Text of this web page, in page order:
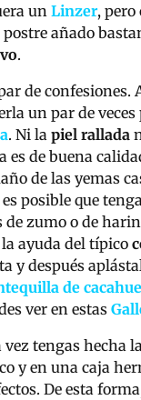
un Linzer,
postre añado
.
de confesiones.
un par de
. Ni lapiel rallada
es de buena
de las yemas
es posible que
de zumo o de
ayuda del típico
y después
de
ver en estas
vez tengas hecha
y en una caja
De esta